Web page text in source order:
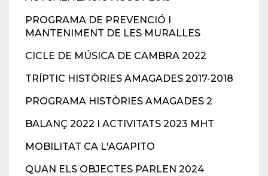
PROGRAMA DE PREVENCIÓ I
MANTENIMENT DE LES MURALLES
CICLE DE MÚSICA DE CAMBRA 2022
TRÍPTIC HISTÒRIES AMAGADES 2017-2018
PROGRAMA HISTÒRIES AMAGADES 2
BALANÇ 2022 I ACTIVITATS 2023 MHT
MOBILITAT CA L'AGAPITO
QUAN ELS OBJECTES PARLEN 2024